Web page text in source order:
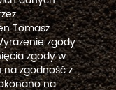
Tomasz
zgody
zgody w
zgodność z
na